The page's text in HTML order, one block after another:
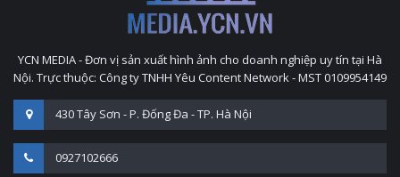
YCN MEDIA - Đơn vị sản xuất hình ảnh cho doanh nghiệp uy tín tại Hà
Nội. Trực thuộc: Công ty TNHH Yêu Content Network - MST 0109954149
430 Tây Sơn - P. Đống Đa - TP. Hà Nội
0927102666